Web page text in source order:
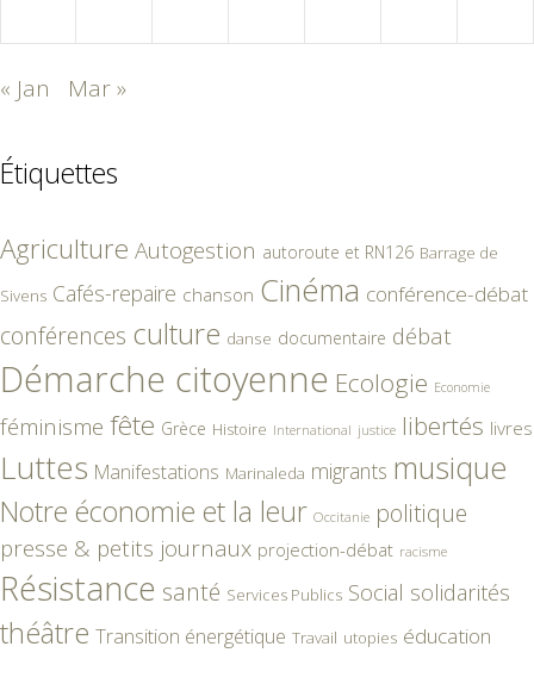
« Jan Mar »
Étiquettes
Agriculture Autogestion autoroute et RN126 Barrage de
Sivens Cafés-repaire chanson Cinéma conférence-débat
conférences culture danse documentaire débat
Démarche citoyenne Ecologie Economie
féminisme fête Grèce Histoire International justice libertés livres
Luttes Manifestations Marinaleda migrants musique
Notre économie et la leur Occitanie politique
presse & petits journaux projection-débat racisme
Résistance santé Services Publics Social solidarités
théâtre Transition énergétique Travail utopies éducation